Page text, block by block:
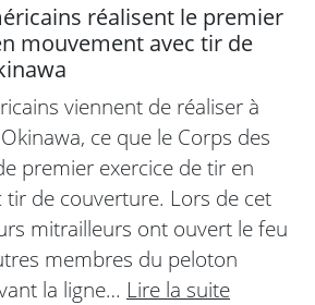
réalisent le premier
mouvement avec tir de
viennent de réaliser à
ce que le Corps des
premier exercice de tir en
de couverture. Lors de cet
mitrailleurs ont ouvert le feu
membres du peloton
la ligne… Lire la suite